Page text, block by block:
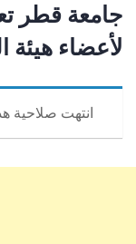
جامعة قطر
لأعضاء هيئة
انتهت صلاحية